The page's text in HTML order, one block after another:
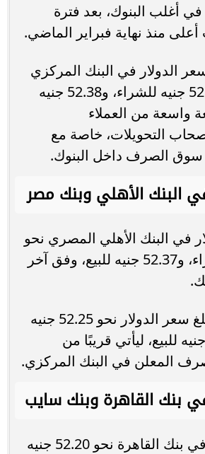
جنيهًا في أغلب البنوك، بعد فترة
منذ نهاية فبراير الماضي.
الدولار في البنك المركزي
المصري نحو 52.25 جنيه للشراء، و52.38 جنيه
واسعة من العملاء
التحويلات، خاصة مع
سوق الصرف داخل البنوك.
البنك الأهلي وبنك مصر
في البنك الأهلي المصري نحو
52.27 جنيه للشراء، و52.37 جنيه للبيع، وفق آخر
وفي بنك مصر، بلغ سعر الدولار نحو 52.25 جنيه
للشراء، و52.38 جنيه للبيع، ليأتي قريبًا من
المعلن في البنك المركزي.
بنك القاهرة وبنك سايب
بلغ سعر الدولار في بنك القاهرة نحو 52.20 جنيه